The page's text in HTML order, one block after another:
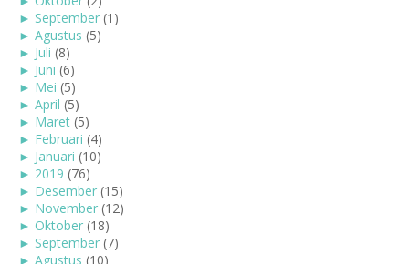
► September (1)
► Agustus (5)
► Juli (8)
► Juni (6)
► Mei (5)
► April (5)
► Maret (5)
► Februari (4)
► Januari (10)
► 2019 (76)
► Desember (15)
► November (12)
► Oktober (18)
► September (7)
► Agustus (10)